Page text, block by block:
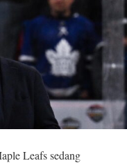
Leafs sedang